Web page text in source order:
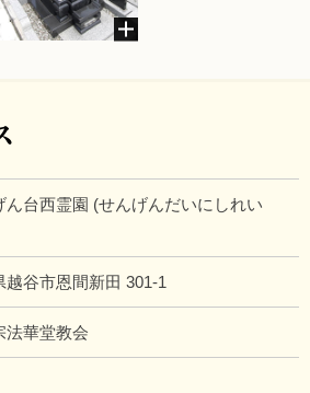
ん台西霊園 (せんげんだいにしれい
越谷市恩間新田 301-1
法華堂教会